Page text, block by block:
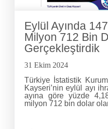
Eylül Ayında
Milyon 712 Bin
Gerçekleştirdik
31 Ekim 2024
Türkiye İstatistik
Kayseri’nin eylül ayı
ayına göre yüzde
milyon 712 bin dolar